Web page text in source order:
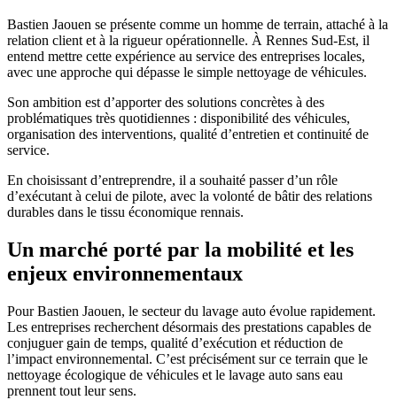
Bastien Jaouen se présente comme un homme de terrain, attaché à la
relation client et à la rigueur opérationnelle. À Rennes Sud-Est, il
entend mettre cette expérience au service des entreprises locales,
avec une approche qui dépasse le simple nettoyage de véhicules.
Son ambition est d’apporter des solutions concrètes à des
problématiques très quotidiennes : disponibilité des véhicules,
organisation des interventions, qualité d’entretien et continuité de
service.
En choisissant d’entreprendre, il a souhaité passer d’un rôle
d’exécutant à celui de pilote, avec la volonté de bâtir des relations
durables dans le tissu économique rennais.
Un marché porté par la mobilité et les
enjeux environnementaux
Pour Bastien Jaouen, le secteur du lavage auto évolue rapidement.
Les entreprises recherchent désormais des prestations capables de
conjuguer gain de temps, qualité d’exécution et réduction de
l’impact environnemental. C’est précisément sur ce terrain que le
nettoyage écologique de véhicules et le lavage auto sans eau
prennent tout leur sens.